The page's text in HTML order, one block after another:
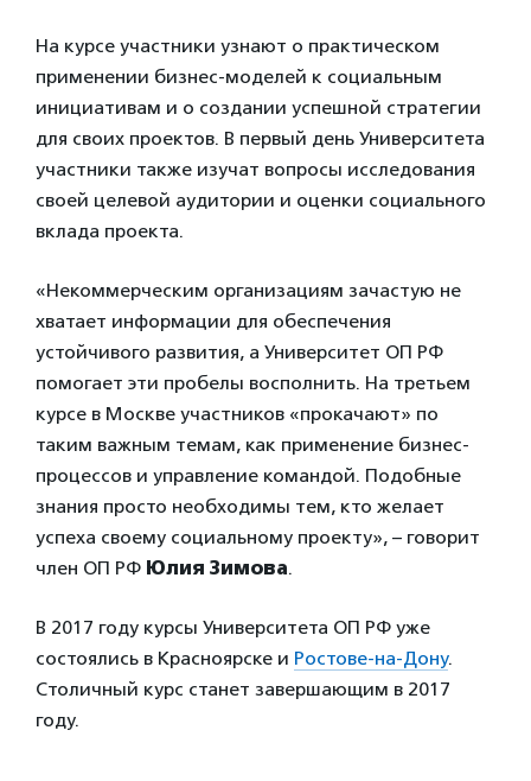
На курсе участники узнают о практическом
применении бизнес-моделей к социальным
инициативам и о создании успешной стратегии
для своих проектов. В первый день Университета
участники также изучат вопросы исследования
своей целевой аудитории и оценки социального
вклада проекта.
«Некоммерческим организациям зачастую не
хватает информации для обеспечения
устойчивого развития, а Университет ОП РФ
помогает эти пробелы восполнить. На третьем
курсе в Москве участников «прокачают» по
таким важным темам, как применение бизнес-
процессов и управление командой. Подобные
знания просто необходимы тем, кто желает
успеха своему социальному проекту», – говорит
член ОП РФ Юлия Зимова.
В 2017 году курсы Университета ОП РФ уже
состоялись в Красноярске и Ростове-на-Дону.
Столичный курс станет завершающим в 2017
году.